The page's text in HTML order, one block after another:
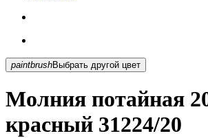
paintbrush Выбрать другой цвет
Молния потайная
красный 31224/20